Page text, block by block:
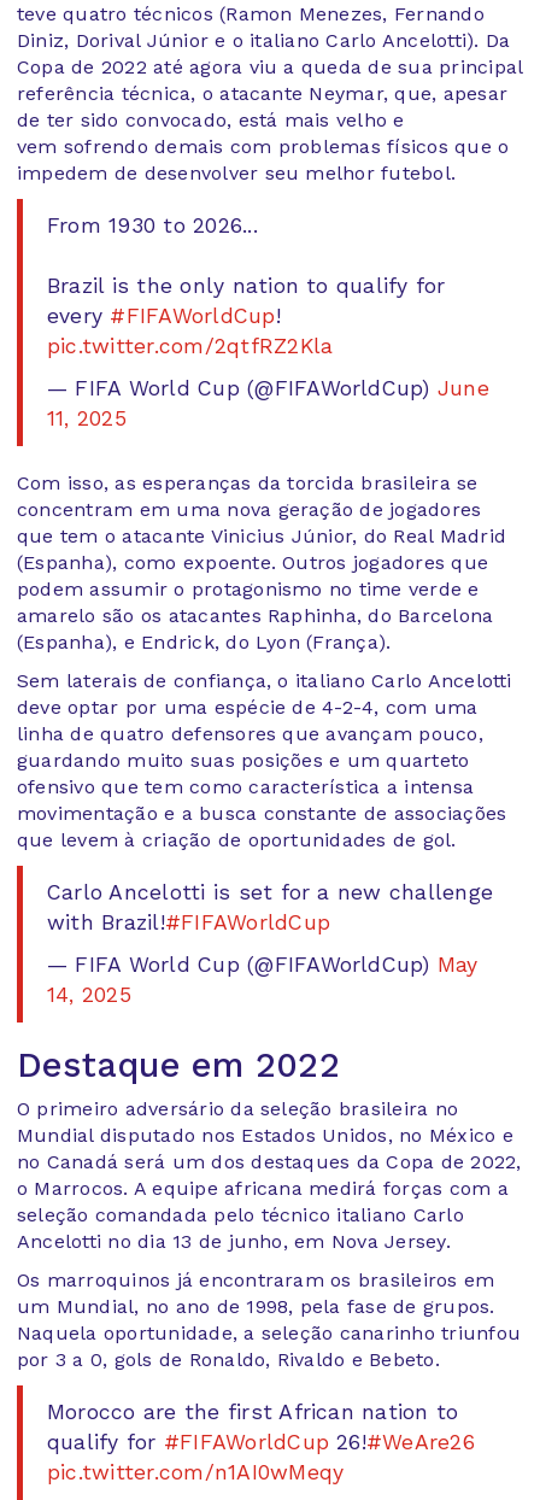
teve quatro técnicos (Ramon Menezes, Fernando
Diniz, Dorival Júnior e o italiano Carlo Ancelotti). Da
Copa de 2022 até agora viu a queda de sua principal
referência técnica, o atacante Neymar, que, apesar
de ter sido convocado, está mais velho e
vem sofrendo demais com problemas físicos que o
impedem de desenvolver seu melhor futebol.
From 1930 to 2026...
Brazil is the only nation to qualify for
every #FIFAWorldCup!
pic.twitter.com/2qtfRZ2Kla
— FIFA World Cup (@FIFAWorldCup) June
11, 2025
Com isso, as esperanças da torcida brasileira se
concentram em uma nova geração de jogadores
que tem o atacante Vinicius Júnior, do Real Madrid
(Espanha), como expoente. Outros jogadores que
podem assumir o protagonismo no time verde e
amarelo são os atacantes Raphinha, do Barcelona
(Espanha), e Endrick, do Lyon (França).
Sem laterais de confiança, o italiano Carlo Ancelotti
deve optar por uma espécie de 4-2-4, com uma
linha de quatro defensores que avançam pouco,
guardando muito suas posições e um quarteto
ofensivo que tem como característica a intensa
movimentação e a busca constante de associações
que levem à criação de oportunidades de gol.
Carlo Ancelotti is set for a new challenge
with Brazil!#FIFAWorldCup
— FIFA World Cup (@FIFAWorldCup) May
14, 2025
Destaque em 2022
O primeiro adversário da seleção brasileira no
Mundial disputado nos Estados Unidos, no México e
no Canadá será um dos destaques da Copa de 2022,
o Marrocos. A equipe africana medirá forças com a
seleção comandada pelo técnico italiano Carlo
Ancelotti no dia 13 de junho, em Nova Jersey.
Os marroquinos já encontraram os brasileiros em
um Mundial, no ano de 1998, pela fase de grupos.
Naquela oportunidade, a seleção canarinho triunfou
por 3 a 0, gols de Ronaldo, Rivaldo e Bebeto.
Morocco are the first African nation to
qualify for #FIFAWorldCup 26!#WeAre26
pic.twitter.com/n1AI0wMeqy